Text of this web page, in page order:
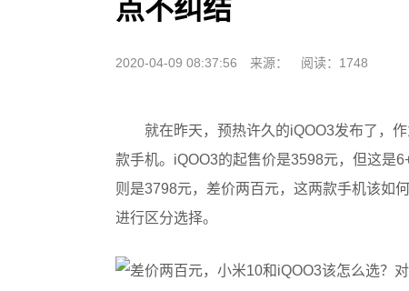
点不纠结
2020-04-09 08:37:56 来源： 阅读：1748
就在昨天，预热许久的iQOO3发布了，
款手机。iQOO3的起售价是3598元，但这是
则是3798元，差价两百元，这两款手机该如
进行区分选择。